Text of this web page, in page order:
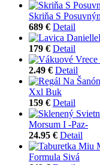
Skriňa S
689 € Detail
179 € Detail
2.49 € Detail
Xxl Buk
159 € Detail
Morsum I -Paz-
24.95 € Detail
Formula Sivá